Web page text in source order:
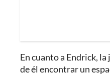
En cuanto a Endrick,
de él encontrar un